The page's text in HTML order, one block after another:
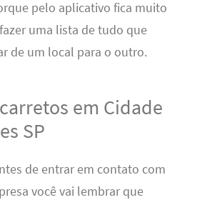
pelo aplicativo fica muito
uma lista de tudo que
de um local para o outro.
em Cidade
SP
de entrar em contato com
você vai lembrar que